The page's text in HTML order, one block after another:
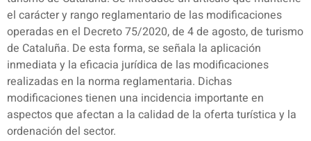
el carácter y rango reglamentario de las modificaciones
operadas en el Decreto 75/2020, de 4 de agosto, de turismo
de Cataluña. De esta forma, se señala la aplicación
inmediata y la eficacia jurídica de las modificaciones
realizadas en la norma reglamentaria. Dichas
modificaciones tienen una incidencia importante en
aspectos que afectan a la calidad de la oferta turística y la
ordenación del sector.